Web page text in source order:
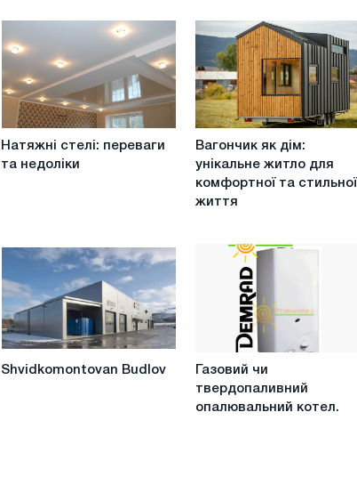
Натяжні
переваги
Натяжні стелі: переваги
та недоліки
Вагончик
дім:
унікальне
комфортної
стильної
Вагончик як дім:
унікальне житло для
комфортної та стильної
життя
Shvidkomontovan
Shvidkomontovan Budlov
Газовий
твердопаливний
Газовий чи
твердопаливний
опалювальний котел.